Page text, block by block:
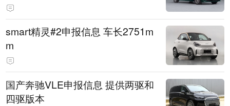
smart精灵#2申报信息 车长2751m
m
国产奔驰VLE申报信息 提供两驱和
四驱版本